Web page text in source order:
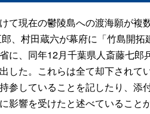
て現在の鬱陵島への渡海願が複
郎、村田蔵六が幕府に「竹島開
に、同年12月千葉県人斎藤七
した。これらは全て却下され
参していることを記したり、
影響を受けたと述べていること